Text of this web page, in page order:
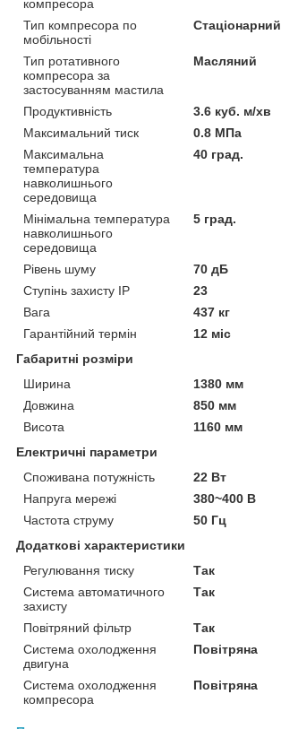
компресора
Тип компресора по
мобільності
Стаціонарний
Тип ротативного
компресора за
застосуванням мастила
Масляний
Продуктивність
3.6 куб. м/хв
Максимальний тиск
0.8 МПа
Максимальна
температура
навколишнього
середовища
40 град.
Мінімальна температура
навколишнього
середовища
5 град.
Рівень шуму
70 дБ
Ступінь захисту IP
23
Вага
437 кг
Гарантійний термін
12 міс
Габаритні розміри
Ширина
1380 мм
Довжина
850 мм
Висота
1160 мм
Електричні параметри
Споживана потужність
22 Вт
Напруга мережі
380~400 В
Частота струму
50 Гц
Додаткові характеристики
Регулювання тиску
Так
Система автоматичного
захисту
Так
Повітряний фільтр
Так
Система охолодження
двигуна
Повітряна
Система охолодження
компресора
Повітряна